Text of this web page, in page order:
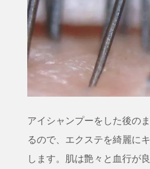
アイシャンプーをした後の
るので、エクステを綺麗に
します。肌は艶々と血行が